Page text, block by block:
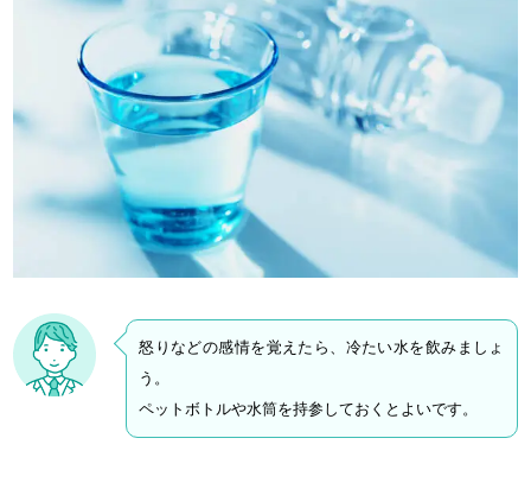
怒りなどの感情を覚えたら、冷たい水を飲みましょ
う。
ペットボトルや水筒を持参しておくとよいです。